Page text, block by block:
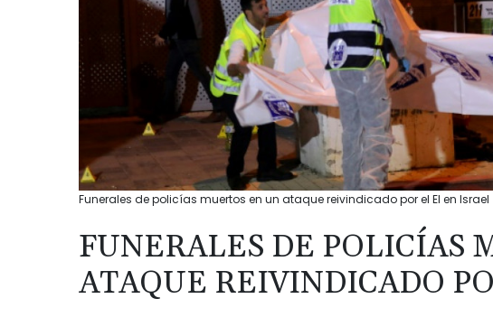
Funerales de policías muertos en un ataque reivindicado por el EI en Israel
FUNERALES DE POLICÍAS
ATAQUE REIVINDICADO